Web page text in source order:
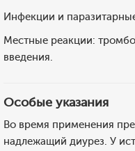
Инфекции и
Местные реакции:
введения.
Особые указания
Во время применения
надлежащий диурез. У